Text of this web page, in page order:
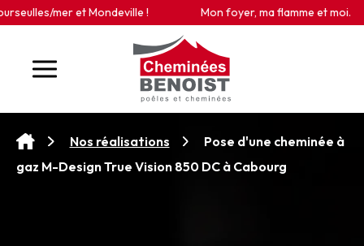
mer et Mondeville ! Mon foyer, ma flamme et moi.
Nos réalisations
Pose d'une cheminée à
gaz M-Design True Vision 850 DC à Cabourg
Panneau de gestion des cookies